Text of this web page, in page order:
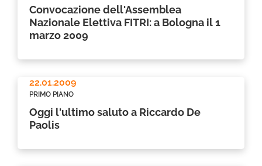
Convocazione dell'Assemblea
Nazionale Elettiva FITRI: a Bologna il 1
marzo 2009
22.01.2009
PRIMO PIANO
Oggi l'ultimo saluto a Riccardo De
Paolis